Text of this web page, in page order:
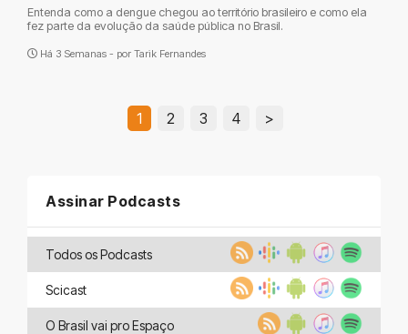
Entenda como a dengue chegou ao território brasileiro e como ela
fez parte da evolução da saúde pública no Brasil.
Há 3 Semanas - por Tarik Fernandes
1 2 3 4 >
Assinar Podcasts
Todos os Podcasts
Scicast
O Brasil vai pro Espaço